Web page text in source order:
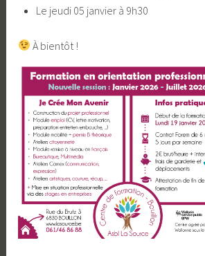
Le jeudi 05 janvier à 9h30
​ À bientôt !